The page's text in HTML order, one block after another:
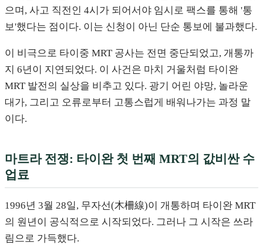
으며, 사고 직전인 4시가 되어서야 임시로 팩스를 통해 '통
보'했다는 점이다. 이는 신청이 아닌 단순 통보에 불과했다.
이 비극으로 타이중 MRT 공사는 전면 중단되었고, 개통까
지 6년이 지연되었다. 이 사건은 마치 거울처럼 타이완
MRT 발전의 실상을 비추고 있다. 광기 어린 야망, 놀라운
대가, 그리고 오류로부터 고통스럽게 배워나가는 과정 말
이다.
마트라 전쟁: 타이완 첫 번째 MRT의 값비싼 수
업료
1996년 3월 28일, 무자선(木柵線)이 개통하며 타이완 MRT
의 원년이 공식적으로 시작되었다. 그러나 그 시작은 쓰라
림으로 가득했다.